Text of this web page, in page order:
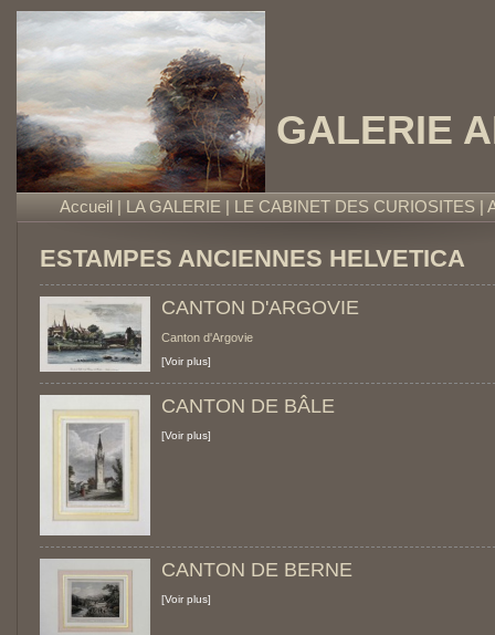
GALERIE
Accueil | LA GALERIE | LE CABINET DES CURIOSITES |
ESTAMPES ANCIENNES HELVETICA
CANTON D'ARGOVIE
Canton d'Argovie
[Voir plus]
CANTON DE BÂLE
[Voir plus]
CANTON DE BERNE
[Voir plus]